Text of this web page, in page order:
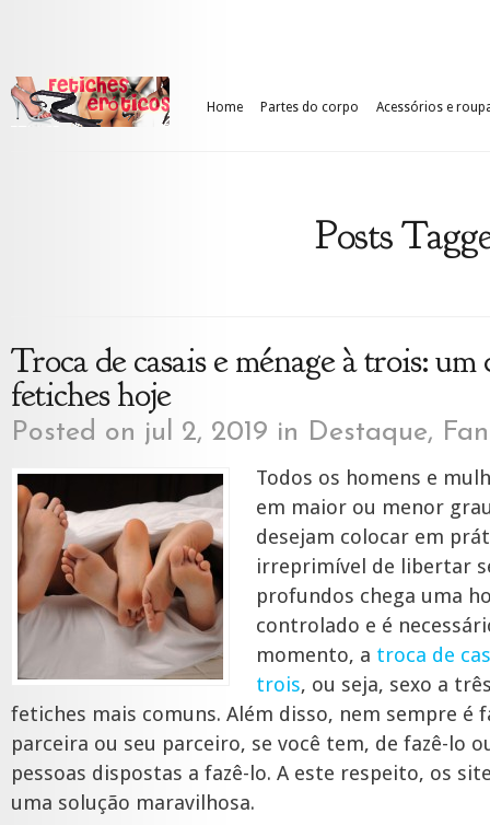
Home Partes do corpo Acessórios e
Posts
Troca de casais e ménage à trois:
fetiches hoje
Posted on jul 2, 2019 in Destaque,
Todos os homens e
em maior ou menor
desejam colocar em
irreprimível de libertar
profundos chega uma
controlado e é
momento, a troca de
trois, ou seja, sexo a
fetiches mais comuns. Além disso, nem sempre é
parceira ou seu parceiro, se você tem, de fazê-lo
pessoas dispostas a fazê-lo. A este respeito, os
uma solução maravilhosa.